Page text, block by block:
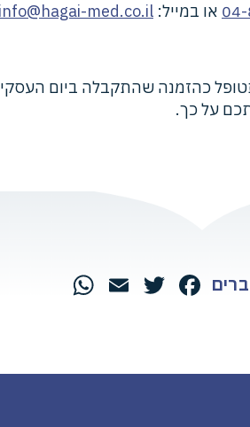
או במייל: info@hagai-med.co.il
על כך.
Facebook
Twitter
Email